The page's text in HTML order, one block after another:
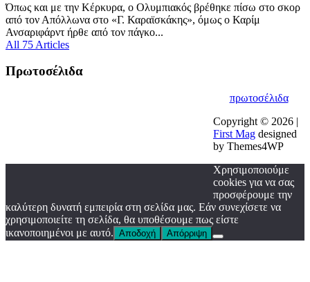
Όπως και με την Κέρκυρα, ο Ολυμπιακός βρέθηκε πίσω στο σκορ
από τον Απόλλωνα στο «Γ. Καραϊσκάκης», όμως ο Καρίμ
Ανσαριφάρντ ήρθε από τον πάγκο...
All 75 Articles
Πρωτοσέλιδα
πρωτοσέλιδα
Copyright © 2026 |
First Mag designed
by Themes4WP
Χρησιμοποιούμε
cookies για να σας
προσφέρουμε την
καλύτερη δυνατή εμπειρία στη σελίδα μας. Εάν συνεχίσετε να
χρησιμοποιείτε τη σελίδα, θα υποθέσουμε πως είστε
ικανοποιημένοι με αυτό. Αποδοχή Απόρριψη